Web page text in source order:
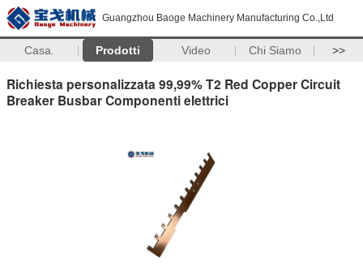
Guangzhou Baoge Machinery Manufacturing Co.,Ltd
Casa. Prodotti Video Chi Siamo >>
Richiesta personalizzata 99,99% T2 Red Copper Circuit
Breaker Busbar Componenti elettrici